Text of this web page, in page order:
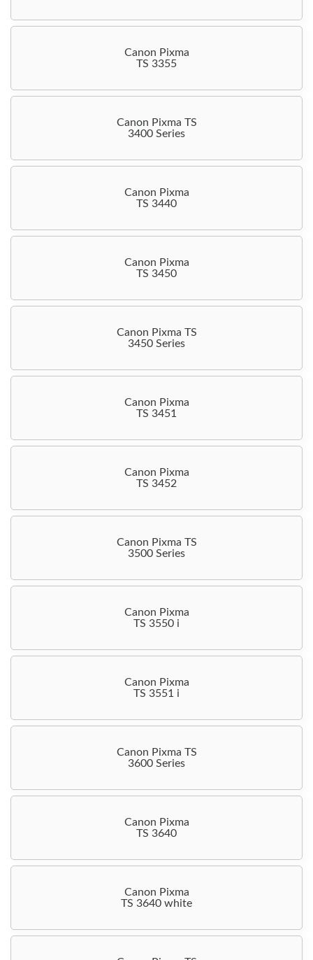
Canon Pixma
TS 3355
Canon Pixma TS
3400 Series
Canon Pixma
TS 3440
Canon Pixma
TS 3450
Canon Pixma TS
3450 Series
Canon Pixma
TS 3451
Canon Pixma
TS 3452
Canon Pixma TS
3500 Series
Canon Pixma
TS 3550 i
Canon Pixma
TS 3551 i
Canon Pixma TS
3600 Series
Canon Pixma
TS 3640
Canon Pixma
TS 3640 white